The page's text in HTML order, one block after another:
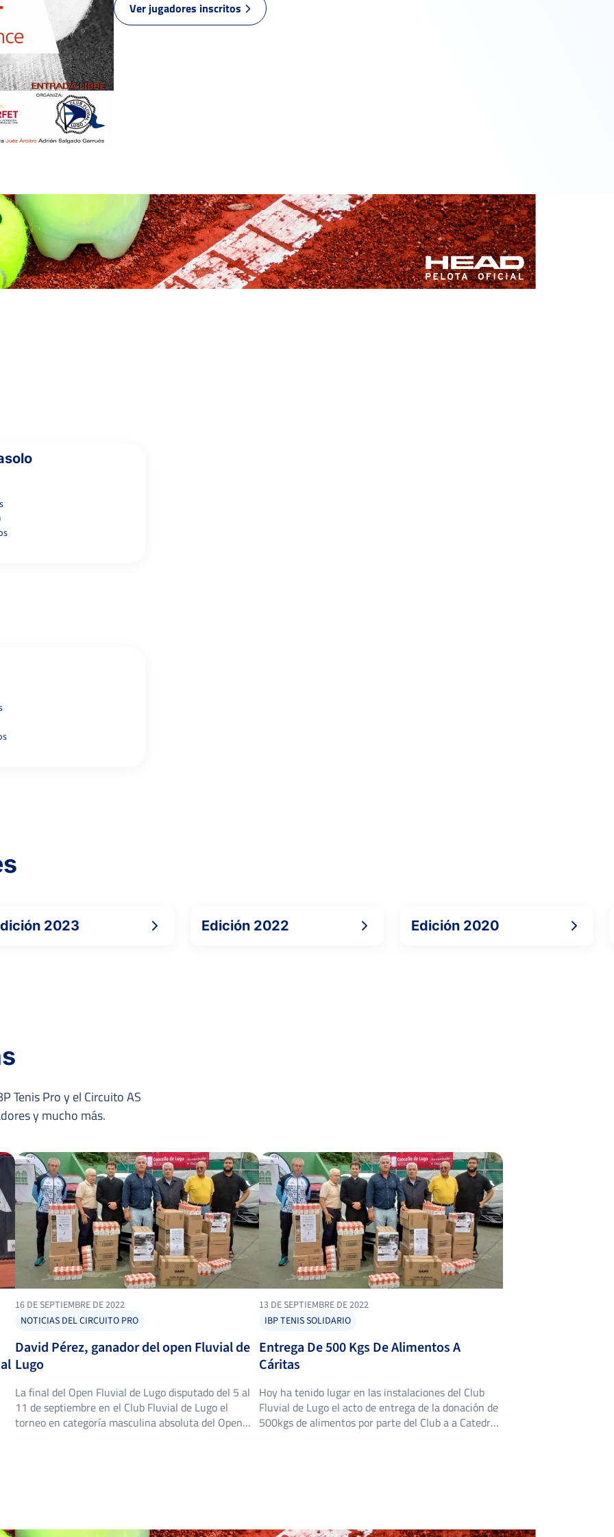
HERNANDO RUANO, J.
LOPEZ PEREZ, E. 66
LOPEZ PEREZ, E. 66
Ver jugadores inscritos
2023 Edición 2022 Edición 2020
Tenis Pro y el Circuito AS
y mucho más.
16 DE SEPTIEMBRE DE 2022
NOTICIAS DEL CIRCUITO PRO
David Pérez, ganador del open Fluvial de
Lugo
La final del Open Fluvial de Lugo disputado del 5 al
11 de septiembre en el Club Fluvial de Lugo el
torneo en categoría masculina absoluta del Open
13 DE SEPTIEMBRE DE 2022
IBP TENIS SOLIDARIO
Entrega De 500 Kgs De Alimentos A
Cáritas
Hoy ha tenido lugar en las instalaciones del Club
Fluvial de Lugo el acto de entrega de la donación de
500kgs de alimentos por parte del Club a a Catedral